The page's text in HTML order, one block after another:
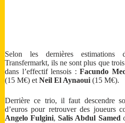
Selon les dernières
Transfermarkt, ils ne sont plus que
dans l’effectif lensois : Facundo
(15 M€) et Neil El Aynaoui (15 M€).
Derrière ce trio, il faut descendre
d’euros pour retrouver des joueurs
Angelo Fulgini, Salis Abdul Samed